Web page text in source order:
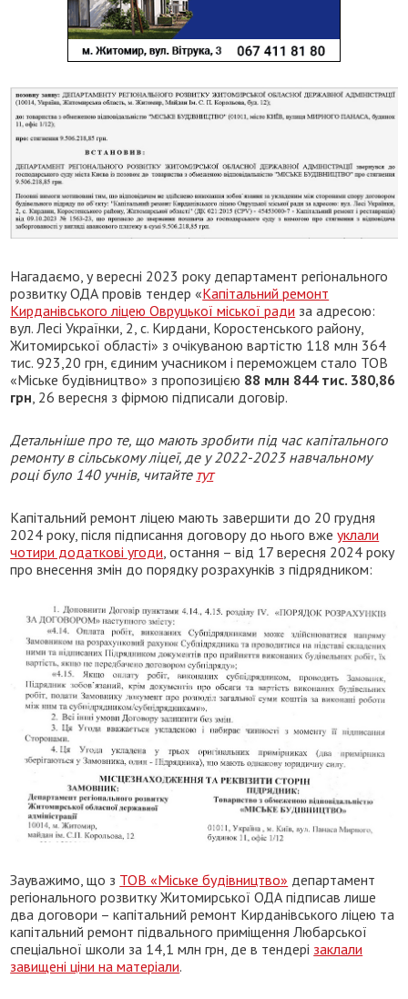
Нагадаємо, у вересні 2023 року департамент регіонального
розвитку ОДА провів тендер «Капітальний ремонт
Кирданівського ліцею Овруцької міської ради за адресою:
вул. Лесі Українки, 2, с. Кирдани, Коростенського району,
Житомирської області» з очікуваною вартістю 118 млн 364
тис. 923,20 грн, єдиним учасником і переможцем стало ТОВ
«Міське будівництво» з пропозицією 88 млн 844 тис. 380,86
грн , 26 вересня з фірмою підписали договір.
Детальніше про те, що мають зробити під час капітального
ремонту в сільському ліцеї, де у 2022-2023 навчальному
році було 140 учнів, читайте тут
Капітальний ремонт ліцею мають завершити до 20 грудня
2024 року, після підписання договору до нього вжеуклали
чотири додаткові угоди , остання – від 17 вересня 2024 року
про внесення змін до порядку розрахунків з підрядником:
Зауважимо, що з ТОВ «Міське будівництво» департамент
регіонального розвитку Житомирської ОДА підписав лише
два договори – капітальний ремонт Кирданівського ліцею та
капітальний ремонт підвального приміщення Любарської
спеціальної школи за 14,1 млн грн, де в тендері заклали
завищені ціни на матеріали.